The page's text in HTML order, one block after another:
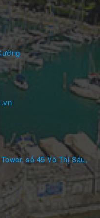
số 45 Võ Thị Sáu,